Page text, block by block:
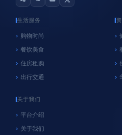
心系纽约
NYC官方垃圾桶执法再延期
06/18/2026
生活服务
购物时尚
餐饮美食
住房租购
出行交通
关于我们
平台介绍
关于我们